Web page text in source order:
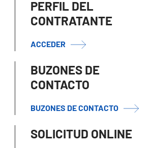
PERFIL DEL
CONTRATANTE
ACCEDER
BUZONES DE
CONTACTO
BUZONES DE CONTACTO
SOLICITUD ONLINE